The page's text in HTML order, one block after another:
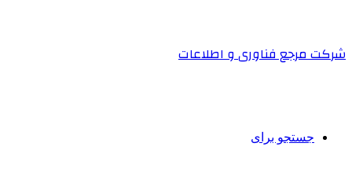
شرکت مرجع فناوری و اطلاعات
جستجو برای